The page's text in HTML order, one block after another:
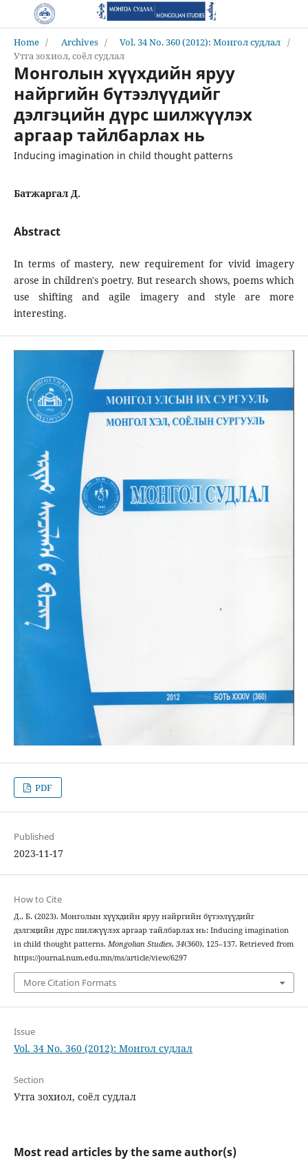
Home / Archives / Vol. 34 No. 360 (2012): Монгол судлал /
Утга зохиол, соёл судлал
Монголын хүүхдийн яруу
найргийн бүтээлүүдийг
дэлгэцийн дүрс шилжүүлэх
аргаар тайлбарлах нь
Inducing imagination in child thought patterns
Батжаргал Д.
Abstract
In terms of mastery, new requirement for vivid imagery
arose in children's poetry. But research shows, poems which
use shifting and agile imagery and style are more
interesting.
PDF
Published
2023-11-17
How to Cite
Д., Б. (2023). Монголын хүүхдийн яруу найргийн бүтээлүүдийг
дэлгэцийн дүрс шилжүүлэх аргаар тайлбарлах нь: Inducing imagination
in child thought patterns. Mongolian Studies, 34(360), 125–137. Retrieved from
https://journal.num.edu.mn/ms/article/view/6297
More Citation Formats
Issue
Vol. 34 No. 360 (2012): Монгол судлал
Section
Утга зохиол, соёл судлал
Most read articles by the same author(s)